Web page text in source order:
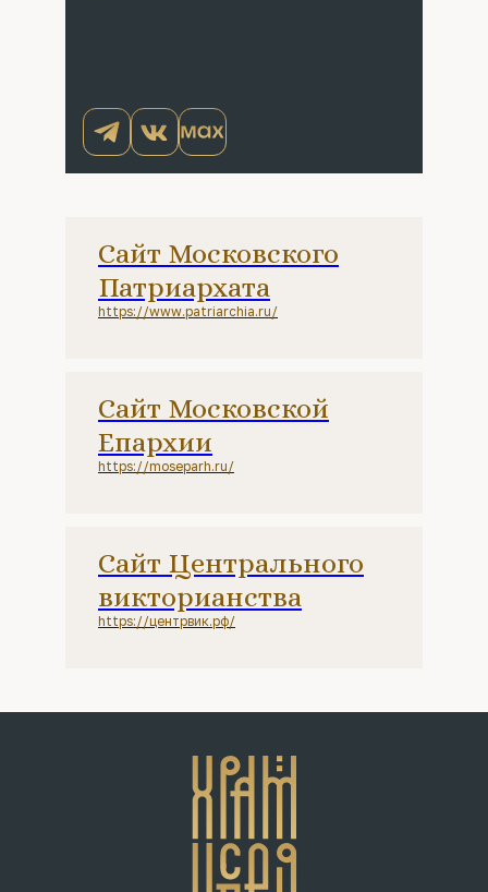
Сайт Центрального
викторианства
https://центрвик.рф/
Сайт Московской
Епархии
https://moseparh.ru/
Сайт Московского
Патриархата
https://www.patriarchia.ru/